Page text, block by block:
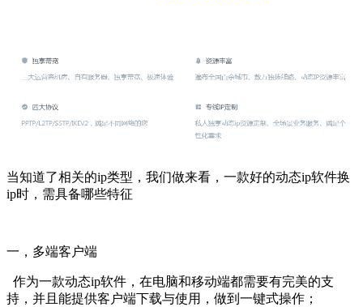
当知道了相关的ip类型，我们做来看，一款好的动态ip软件换
ip时，需具备哪些特征
一，多端客户端
作为一款动态ip软件，在电脑和移动端都需要有完美的支
持，并且能提供客户端下载与使用，做到一键式操作；